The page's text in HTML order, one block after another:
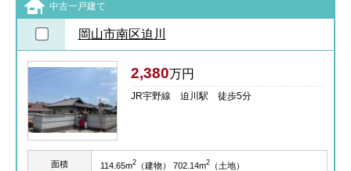
中古一戸建て
岡山市南区迫川
2,380万円
JR宇野線 迫川駅 徒歩5分
面積 114.65m2（建物） 702.14m2（土地）